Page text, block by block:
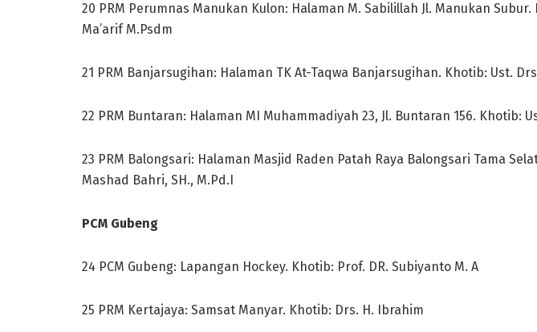
20 PRM Perumnas Manukan Kulon: Halaman M. Sabilillah Jl. Manukan
Ma’arif M.Psdm
21 PRM Banjarsugihan: Halaman TK At-Taqwa Banjarsugihan. Khotib: Ust.
22 PRM Buntaran: Halaman MI Muhammadiyah 23, Jl. Buntaran 156. Khotib:
23 PRM Balongsari: Halaman Masjid Raden Patah Raya Balongsari Tama
Mashad Bahri, SH., M.Pd.I
PCM Gubeng
24 PCM Gubeng: Lapangan Hockey. Khotib: Prof. DR. Subiyanto M. A
25 PRM Kertajaya: Samsat Manyar. Khotib: Drs. H. Ibrahim